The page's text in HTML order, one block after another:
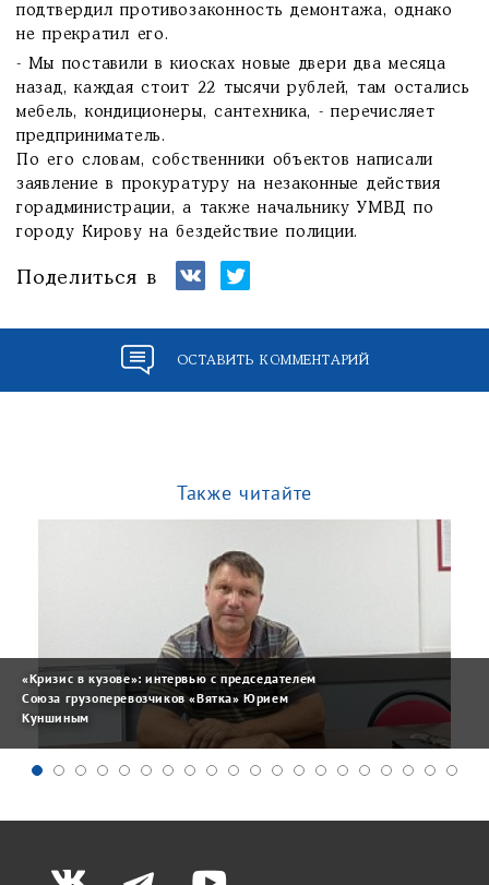
подтвердил противозаконность демонтажа, однако
не прекратил его.
- Мы поставили в киосках новые двери два месяца
назад, каждая стоит 22 тысячи рублей, там остались
мебель, кондиционеры, сантехника, - перечисляет
предприниматель.
По его словам, собственники объектов написали
заявление в прокуратуру на незаконные действия
горадминистрации, а также начальнику УМВД по
городу Кирову на бездействие полиции.
Поделиться в
ОСТАВИТЬ КОММЕНТАРИЙ
Также читайте
«Кризис в кузове»: интервью с председателем
Союза грузоперевозчиков «Вятка» Юрием
Куншиным